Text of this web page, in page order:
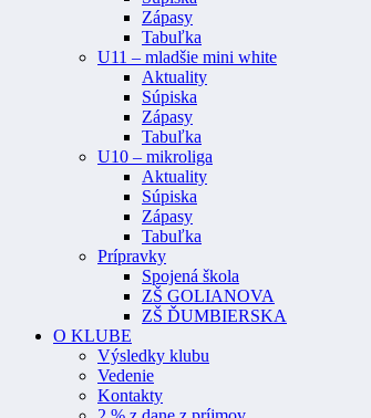
Zápasy
Tabuľka
U11 – mladšie mini white
Aktuality
Súpiska
Zápasy
Tabuľka
U10 – mikroliga
Aktuality
Súpiska
Zápasy
Tabuľka
Prípravky
Spojená škola
ZŠ GOLIANOVA
ZŠ ĎUMBIERSKA
O KLUBE
Výsledky klubu
Vedenie
Kontakty